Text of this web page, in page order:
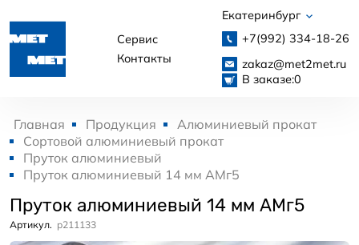
Сервис
Контакты
Екатеринбург
+7(992) 334-18-26
zakaz@met2met.ru
В заказе:0
Главная Продукция
Алюминиевый прокат
Сортовой алюминиевый прокат
Пруток алюминиевый
Пруток алюминиевый 14 мм АМг5
Пруток алюминиевый 14 мм АМг5
Артикул. p211133